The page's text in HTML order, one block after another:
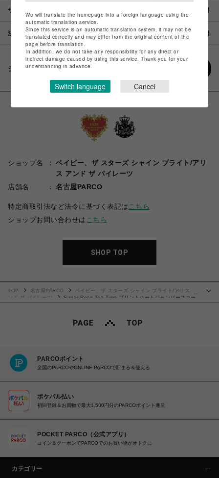
サイズ
注意事項
シェアする
ショップ名
ベイビー、ザ スターズ シャイン ブライト/アリ
ス アンド ザ パイレーツ
店舗名
名古屋PARCO
特定商取引法など法令に基づく表記は こちら
ショップお問い合わせは こちら
SHOP TOP
TOP 名古屋PARCO
ベイビー、ザ スターズ シャイン ブライト/アリス ア
ンド ザ パイレーツ
Sugar Rose Tea Time プリントハートジャンパースカー
ト（サックス）
PARCOポイント
全国のPARCOやONLINE PARCOで貯まる＆使える
ポケパル払い
初回登録＆お買物で最大1,500円分のPARCOポイント進呈
POCKET PARCO（公式アプリ）
コイン＆クーポンでPARCOでのお買い物がオトクに
カテゴリー
We will translate the homepage into a foreign language using the
automatic translation service.
Since this service is an automatic translation system, it may not be
translated correctly and may differ from the original content of the
page before translation.
In addition, we do not take any responsibility for any direct or
indirect damage caused by using this service. Thank you for your
understanding in advance.
Switch language Cancel